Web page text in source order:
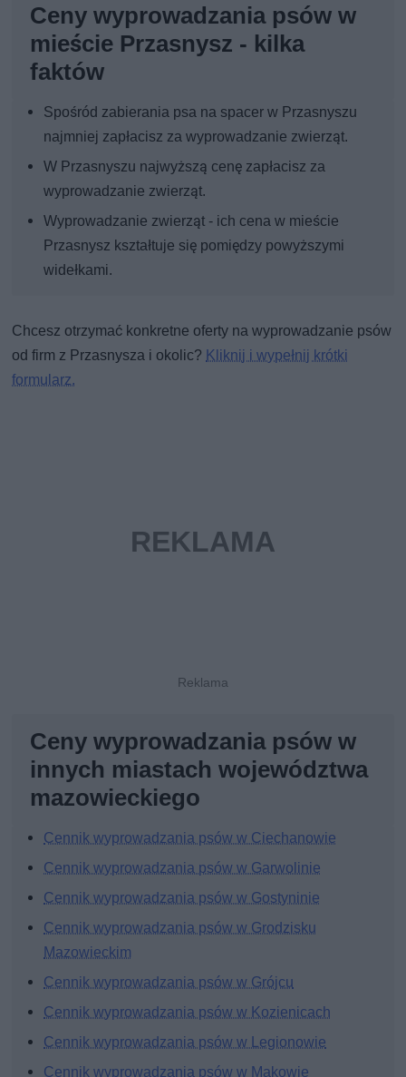
Ceny wyprowadzania psów w
mieście Przasnysz - kilka
faktów
Spośród zabierania psa na spacer w Przasnyszu
najmniej zapłacisz za wyprowadzanie zwierząt.
W Przasnyszu najwyższą cenę zapłacisz za
wyprowadzanie zwierząt.
Wyprowadzanie zwierząt - ich cena w mieście
Przasnysz kształtuje się pomiędzy powyższymi
widełkami.
Chcesz otrzymać konkretne oferty na wyprowadzanie psów
od firm z Przasnysza i okolic? Kliknij i wypełnij krótki
formularz.
Ceny wyprowadzania psów w
innych miastach województwa
mazowieckiego
Cennik wyprowadzania psów w Ciechanowie
Cennik wyprowadzania psów w Garwolinie
Cennik wyprowadzania psów w Gostyninie
Cennik wyprowadzania psów w Grodzisku
Mazowieckim
Cennik wyprowadzania psów w Grójcu
Cennik wyprowadzania psów w Kozienicach
Cennik wyprowadzania psów w Legionowie
Cennik wyprowadzania psów w Makowie